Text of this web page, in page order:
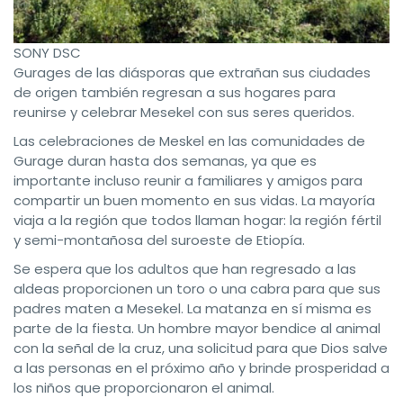
SONY DSC
Gurages de las diásporas que extrañan sus ciudades
de origen también regresan a sus hogares para
reunirse y celebrar Mesekel con sus seres queridos.
Las celebraciones de Meskel en las comunidades de
Gurage duran hasta dos semanas, ya que es
importante incluso reunir a familiares y amigos para
compartir un buen momento en sus vidas. La mayoría
viaja a la región que todos llaman hogar: la región fértil
y semi-montañosa del suroeste de Etiopía.
Se espera que los adultos que han regresado a las
aldeas proporcionen un toro o una cabra para que sus
padres maten a Mesekel. La matanza en sí misma es
parte de la fiesta. Un hombre mayor bendice al animal
con la señal de la cruz, una solicitud para que Dios salve
a las personas en el próximo año y brinde prosperidad a
los niños que proporcionaron el animal.